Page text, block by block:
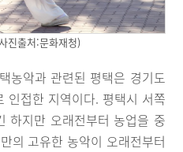
진출처:문화재청)
농악과 관련된 평택은 경기도
인접한 지역이다. 평택시 서쪽
하지만 오래전부터 농업을 중
의 고유한 농악이 오래전부터